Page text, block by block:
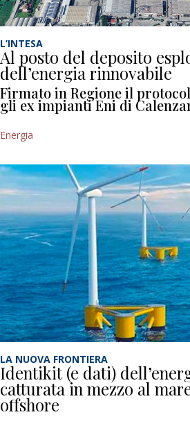
L’INTESA
Al posto del deposito
dell’energia rinnovabile
Firmato in Regione il
gli ex impianti Eni di
Energia
LA NUOVA FRONTIERA
Identikit (e dati)
catturata in mezzo al
offshore